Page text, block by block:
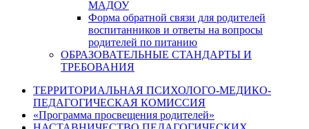
МАДОУ
Форма обратной связи для родителей
воспитанников и ответы на вопросы
родителей по питанию
ОБРАЗОВАТЕЛЬНЫЕ СТАНДАРТЫ И
ТРЕБОВАНИЯ
ТЕРРИТОРИАЛЬНАЯ ПСИХОЛОГО-МЕДИКО-
ПЕДАГОГИЧЕСКАЯ КОМИССИЯ
«Программа просвещения родителей»